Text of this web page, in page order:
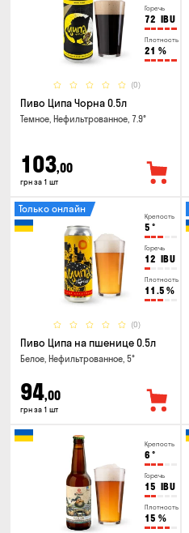
Горечь
72 IBU
Плотность
21 %
(0)
Пиво Ципа Чорна 0.5л
Темное, Нефильтрованное, 7.9°
103,00
грн за 1 шт
Крепость
5 °
Горечь
12 IBU
Плотность
11.5 %
(0)
Только онлайн
Пиво Ципа на пшенице 0.5л
Белое, Нефильтрованное, 5°
94,00
грн за 1 шт
Крепость
6 °
Горечь
15 IBU
Плотность
15 %